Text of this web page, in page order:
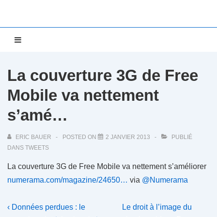
La couverture 3G de Free
Mobile va nettement
s’amé…
ERIC BAUER POSTED ON 2 JANVIER 2013
PUBLIÉ
DANS TWEETS
La couverture 3G de Free Mobile va nettement s’améliorer
numerama.com/magazine/24650… via @Numerama
Navigation
Previous
‹ Données perdues : le
Next
Le droit à l’image du